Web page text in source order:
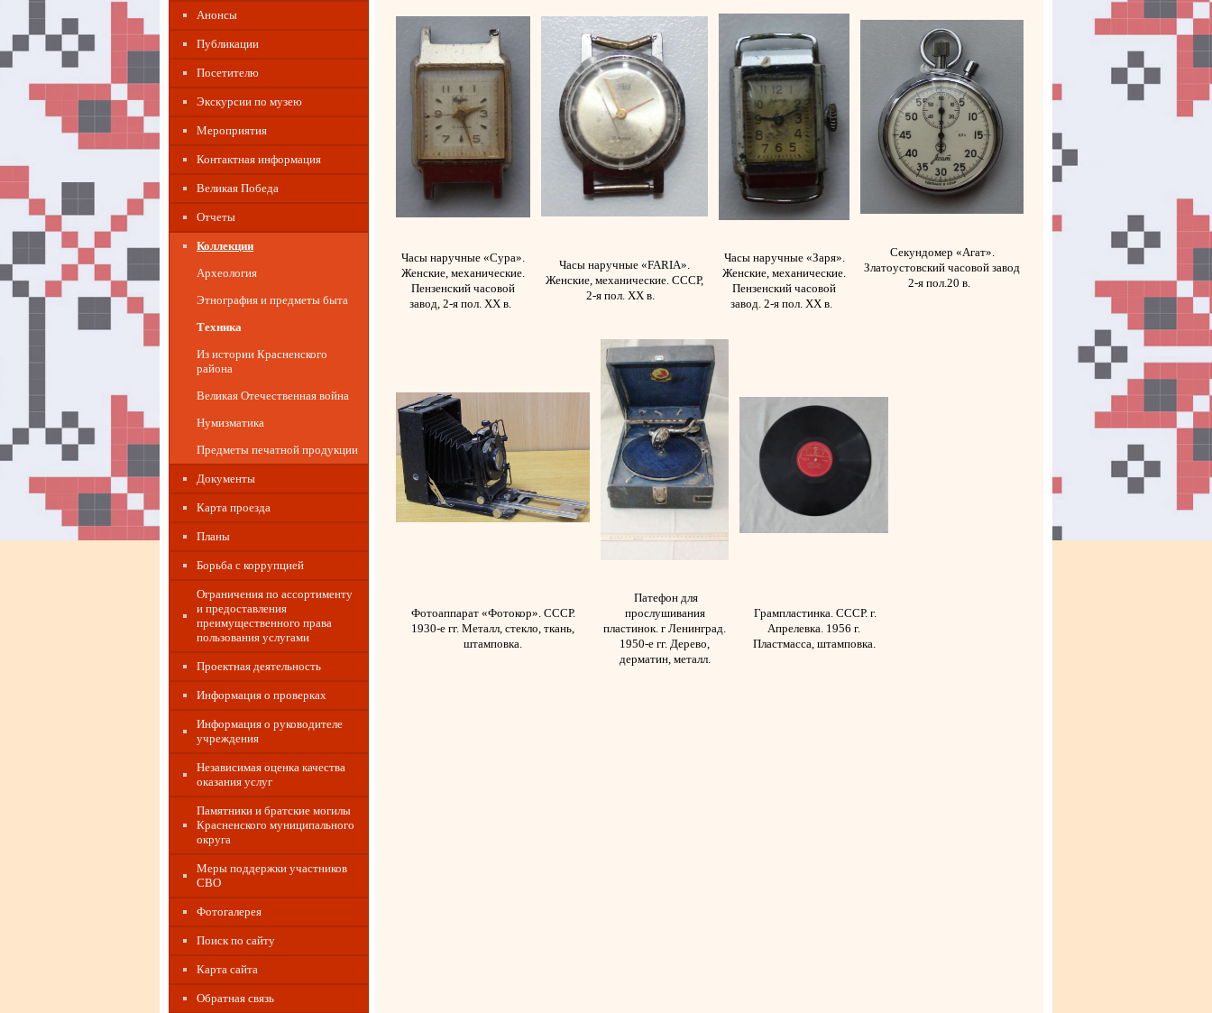
Анонсы
Публикации
Посетителю
Экскурсии по музею
Мероприятия
Контактная информация
Великая Победа
Отчеты
Коллекции
Археология
Этнография и предметы быта
Техника
Из истории Красненского
района
Великая Отечественная война
Нумизматика
Предметы печатной продукции
Документы
Карта проезда
Планы
Борьба с коррупцией
Ограничения по ассортименту
и предоставления
преимущественного права
пользования услугами
Проектная деятельность
Информация о проверках
Информация о руководителе
учреждения
Независимая оценка качества
оказания услуг
Памятники и братские могилы
Красненского муниципального
округа
Меры поддержки участников
СВО
Фотогалерея
Поиск по сайту
Карта сайта
Обратная связь
Часы наручные «Сура».
Женские, механические.
Пензенский часовой
завод, 2-я пол. ХХ в.
Часы наручные «FARIA».
Женские, механические. СССР,
2-я пол. ХХ в.
Часы наручные «Заря».
Женские, механические.
Пензенский часовой
завод. 2-я пол. ХХ в.
Секундомер «Агат».
Златоустовский часовой завод
2-я пол.20 в.
Фотоаппарат «Фотокор». СССР.
1930-е гг. Металл, стекло, ткань,
штамповка.
Патефон для
прослушивания
пластинок. г Ленинград.
1950-е гг. Дерево,
дерматин, металл.
Грампластинка. СССР. г.
Апрелевка. 1956 г.
Пластмасса, штамповка.